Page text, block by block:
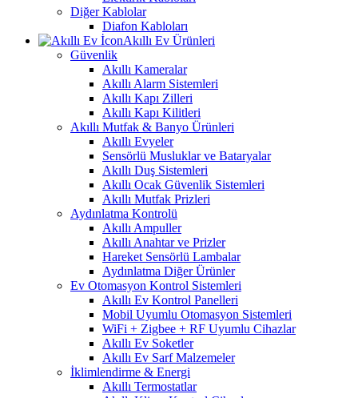
Diğer Kablolar
Diafon Kabloları
Akıllı Ev Ürünleri
Güvenlik
Akıllı Kameralar
Akıllı Alarm Sistemleri
Akıllı Kapı Zilleri
Akıllı Kapı Kilitleri
Akıllı Mutfak & Banyo Ürünleri
Akıllı Evyeler
Sensörlü Musluklar ve Bataryalar
Akıllı Duş Sistemleri
Akıllı Ocak Güvenlik Sistemleri
Akıllı Mutfak Prizleri
Aydınlatma Kontrolü
Akıllı Ampuller
Akıllı Anahtar ve Prizler
Hareket Sensörlü Lambalar
Aydınlatma Diğer Ürünler
Ev Otomasyon Kontrol Sistemleri
Akıllı Ev Kontrol Panelleri
Mobil Uyumlu Otomasyon Sistemleri
WiFi + Zigbee + RF Uyumlu Cihazlar
Akıllı Ev Soketler
Akıllı Ev Sarf Malzemeler
İklimlendirme & Energi
Akıllı Termostatlar